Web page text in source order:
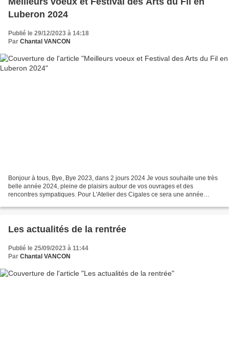
Luberon 2024
Publié le 29/12/2023 à 14:18
Par Chantal VANCON
Bonjour à tous, Bye, Bye 2023, dans 2 jours 2024 Je vous souhaite une très
belle année 2024, pleine de plaisirs autour de vos ouvrages et des
rencontres sympatiques. Pour L'Atelier des Cigales ce sera une année
Les actualités de la rentrée
Publié le 25/09/2023 à 11:44
Par Chantal VANCON